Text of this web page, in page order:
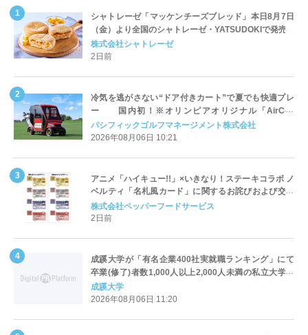
シャトレーゼ「マッケンチーズブレッド」本日8月7日
（金）より全国のシャトレーゼ・YATSUDOKIで発売
株式会社シャトレーゼ
2日前
冷気を逃がさない“ドア付きカート”で夏でも快適プレ
ー 国内初！※オリンピアオリジナル「AirCon
Cart（エアコンカート）」導入 | ＰＧＭ
パシフィックゴルフマネージメント株式会社
2026年08月06日 10:21
アニメ「ハイキュー!!」×いきなり！ステーキコラボ ノ
ベルティ「名札風カード」に関するお詫びおよび交換
対応についてのご案内
株式会社ペッパーフードサービス
2日前
成蹊大学が「有名企業400社実就職ランキング」にて
卒業(修了)者数1,000人以上2,000人未満の私立大学で
全国第1位を獲得！～実就職率は26.5%（前年比＋
4.3pt）に伸長、東京の私立大学でも10位にランクイン
成蹊大学
2026年08月06日 11:20